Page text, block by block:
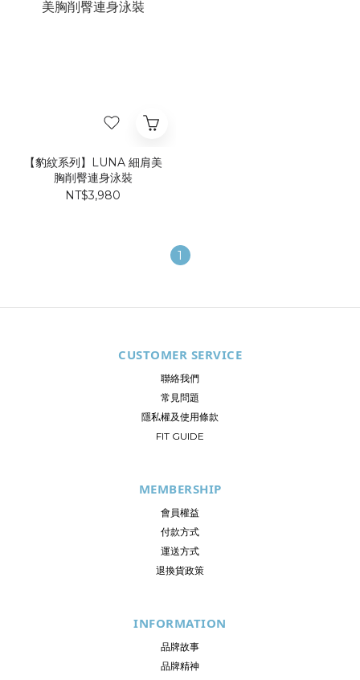
【豹紋系列】LUNA 細肩美
胸削臀連身泳裝
NT$3,980
1
CUSTOMER SERVICE
聯絡我們
常見問題
隱私權及使用條款
FIT GUIDE
MEMBERSHIP
會員權益
付款方式
運送方式
退換貨政策
INFORMATION
品牌故事
品牌精神